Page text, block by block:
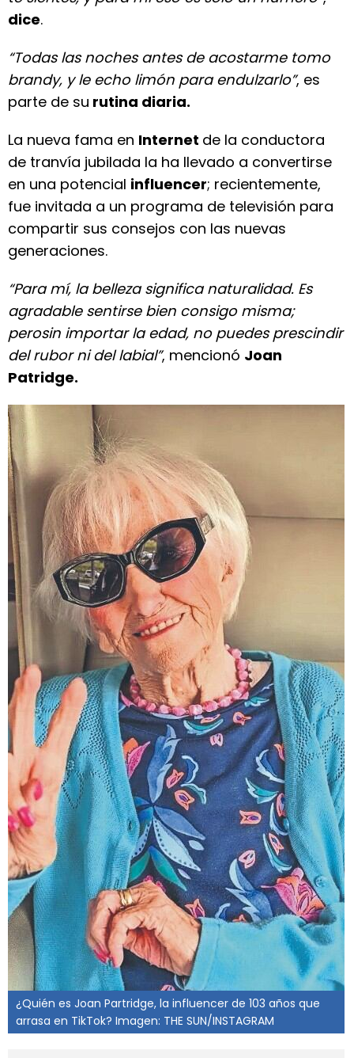
dice.
“Todas las noches antes de acostarme tomo
brandy, y le echo limón para endulzarlo”, es
parte de su rutina diaria.
La nueva fama en Internet de la conductora
de tranvía jubilada la ha llevado a convertirse
en una potencial influencer; recientemente,
fue invitada a un programa de televisión para
compartir sus consejos con las nuevas
generaciones.
“Para mí, la belleza significa naturalidad. Es
agradable sentirse bien consigo misma;
perosin importar la edad, no puedes prescindir
del rubor ni del labial”, mencionó Joan
Patridge.
¿Quién es Joan Partridge, la influencer de 103 años que
arrasa en TikTok? Imagen: THE SUN/INSTAGRAM